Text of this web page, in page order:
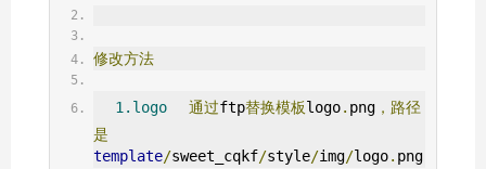
修改方法
1.logo 通过ftp替换模板logo. png，路径
是
template/sweet_cqkf/style/img/logo. png